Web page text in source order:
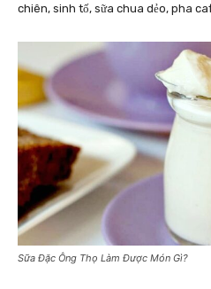
chiên, sinh tố, sữa chua dẻo, pha
Sữa Đặc Ông Thọ Làm Được Món Gì?